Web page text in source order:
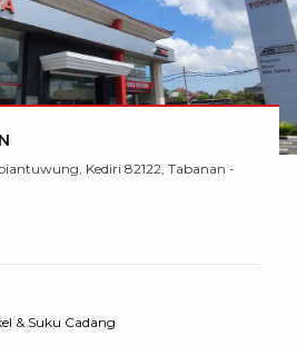
Kediri 82122, Tabanan -
& Suku Cadang